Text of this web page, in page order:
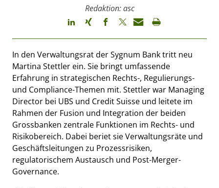
Redaktion: asc
In den Verwaltungsrat der Sygnum Bank tritt neu
Martina Stettler ein. Sie bringt umfassende
Erfahrung in strategischen Rechts-, Regulierungs-
und Compliance-Themen mit. Stettler war Managing
Director bei UBS und Credit Suisse und leitete im
Rahmen der Fusion und Integration der beiden
Grossbanken zentrale Funktionen im Rechts- und
Risikobereich. Dabei beriet sie Verwaltungsräte und
Geschäftsleitungen zu Prozessrisiken,
regulatorischem Austausch und Post-Merger-
Governance.